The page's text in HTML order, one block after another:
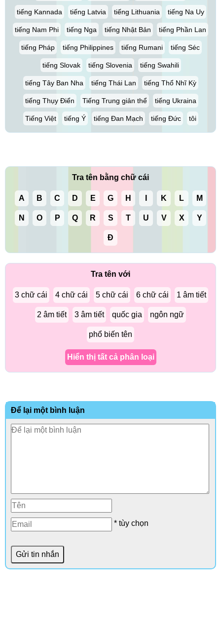
tiếng Kannada tiếng Latvia tiếng Lithuania tiếng Na Uy
tiếng Nam Phi tiếng Nga tiếng Nhật Bản tiếng Phần Lan
tiếng Pháp tiếng Philippines tiếng Rumani tiếng Séc
tiếng Slovak tiếng Slovenia tiếng Swahili
tiếng Tây Ban Nha tiếng Thái Lan tiếng Thổ Nhĩ Kỳ
tiếng Thụy Điển Tiếng Trung giản thể tiếng Ukraina
Tiếng Việt tiếng Ý tiếng Đan Mạch tiếng Đức tôi
Tra tên bằng chữ cái
A B C D E G H K L M
N O P Q R S T U V X Y
Đ
Tra tên với
3 chữ cái 4 chữ cái 5 chữ cái 6 chữ cái 1 âm tiết
2 âm tiết 3 âm tiết quốc gia ngôn ngữ
phổ biến tên
Hiển thị tất cả phân loại
Để lại một bình luận
* tùy chọn